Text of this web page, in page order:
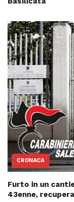
CRONACA
Furto in un
43enne,